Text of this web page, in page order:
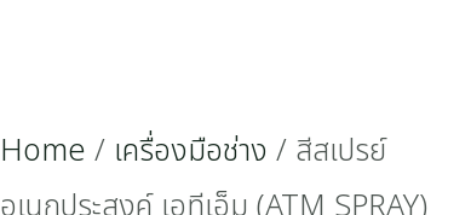
Home / เครื่องมือช่าง / สีสเปรย์